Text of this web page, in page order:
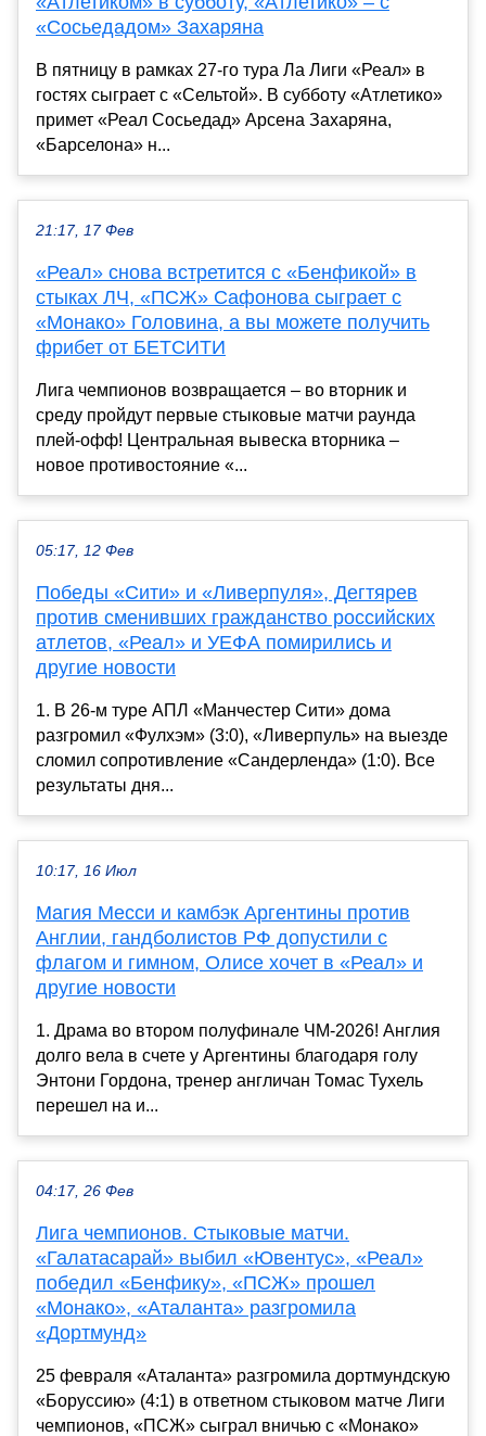
«Сосьедадом» Захаряна
В пятницу в рамках 27-го тура Ла Лиги «Реал» в
гостях сыграет с «Сельтой». В субботу «Атлетико»
примет «Реал Сосьедад» Арсена Захаряна,
«Барселона» н...
21:17, 17 Фев
«Реал» снова встретится с «Бенфикой» в
стыках ЛЧ, «ПСЖ» Сафонова сыграет с
«Монако» Головина, а вы можете получить
фрибет от БЕТСИТИ
Лига чемпионов возвращается – во вторник и
среду пройдут первые стыковые матчи раунда
плей-офф! Центральная вывеска вторника –
новое противостояние «...
05:17, 12 Фев
Победы «Сити» и «Ливерпуля», Дегтярев
против сменивших гражданство российских
атлетов, «Реал» и УЕФА помирились и
другие новости
1. В 26-м туре АПЛ «Манчестер Сити» дома
разгромил «Фулхэм» (3:0), «Ливерпуль» на выезде
сломил сопротивление «Сандерленда» (1:0). Все
результаты дня...
10:17, 16 Июл
Магия Месси и камбэк Аргентины против
Англии, гандболистов РФ допустили с
флагом и гимном, Олисе хочет в «Реал» и
другие новости
1. Драма во втором полуфинале ЧМ-2026! Англия
долго вела в счете у Аргентины благодаря голу
Энтони Гордона, тренер англичан Томас Тухель
перешел на и...
04:17, 26 Фев
Лига чемпионов. Стыковые матчи.
«Галатасарай» выбил «Ювентус», «Реал»
победил «Бенфику», «ПСЖ» прошел
«Монако», «Аталанта» разгромила
«Дортмунд»
25 февраля «Аталанта» разгромила дортмундскую
«Боруссию» (4:1) в ответном стыковом матче Лиги
чемпионов, «ПСЖ» сыграл вничью с «Монако»